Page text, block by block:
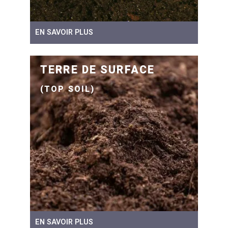
EN SAVOIR PLUS
TERRE DE SURFACE
(TOP SOIL)
EN SAVOIR PLUS